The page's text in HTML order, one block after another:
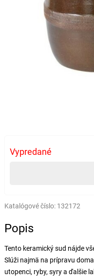
Vypredané
Katalógové číslo: 132172
Popis
Tento keramický sud nájde
Slúži najmä na prípravu
utopenci, ryby, syry a ďalšie